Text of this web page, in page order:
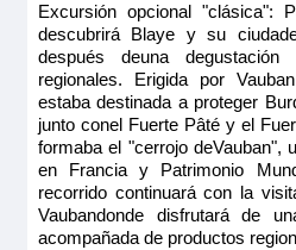
Excursión opcional "clásica":
descubrirá Blaye y su
después deuna
regionales. Erigida por
estaba destinada a proteger
junto conel Fuerte Pâté y el
formaba el "cerrojo deVauban",
en Francia y Patrimonio
recorrido continuará con la
Vaubandonde disfrutará de
acompañada de productos